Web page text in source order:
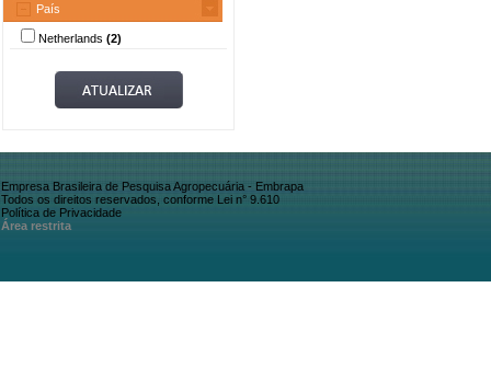
País
Netherlands (2)
Empresa Brasileira de Pesquisa Agropecuária - Embrapa
Todos os direitos reservados, conforme Lei n° 9.610
Política de Privacidade
Área restrita